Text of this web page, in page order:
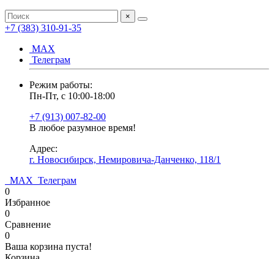
×
+7 (383) 310-91-35
МАХ
Телеграм
Режим работы:
Пн-Пт, с 10:00-18:00
+7 (913) 007-82-00
В любое разумное время!
Адрес:
г. Новосибирск, Немировича-Данченко, 118/1
МАХ Телеграм
0
Избранное
0
Сравнение
0
Ваша корзина пуста!